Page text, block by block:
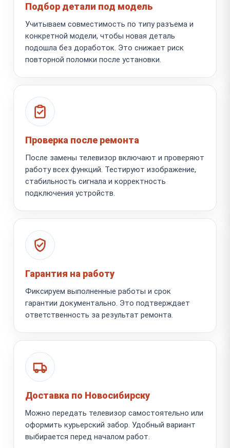
Подбор детали под модель
Учитываем совместимость по типу разъема и
конкретной модели, чтобы новая деталь
подошла без доработок. Это снижает риск
повторной поломки после установки.
Проверка после ремонта
После замены телевизор включают и проверяют
работу всех функций. Тестируют изображение,
стабильность сигнала и корректность
подключения устройств.
Гарантия на работу
Фиксируем выполненные работы и срок
гарантии документально. Это подтверждает
ответственность за результат ремонта.
Доставка по Новосибирску
Можно передать телевизор самостоятельно или
оформить курьерский забор. Удобный вариант
выбирается перед началом работ.